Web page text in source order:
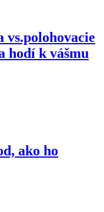
vs.polohovacie
hodí k vášmu
ako ho